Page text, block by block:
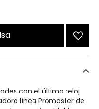
con el último reloj
línea Promaster de